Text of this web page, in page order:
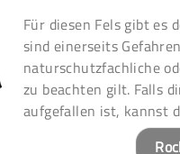
Für diesen Fels gibt es
sind einerseits
naturschutzfachliche
zu beachten gilt. Falls
aufgefallen ist, kannst